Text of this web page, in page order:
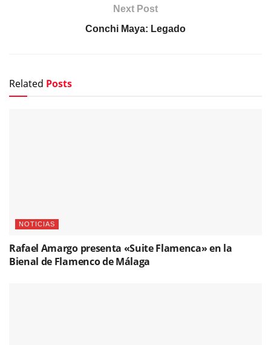
Next Post
Conchi Maya: Legado
Related Posts
NOTICIAS
Rafael Amargo presenta «Suite Flamenca» en la
Bienal de Flamenco de Málaga